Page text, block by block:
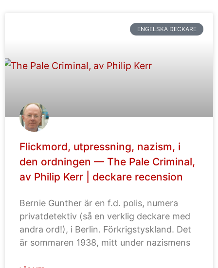
ENGELSKA DECKARE
Flickmord, utpressning, nazism, i
den ordningen — The Pale Criminal,
av Philip Kerr | deckare recension
Bernie Gunther är en f.d. polis, numera
privatdetektiv (så en verklig deckare med
andra ord!), i Berlin. Förkrigstyskland. Det
är sommaren 1938, mitt under nazismens